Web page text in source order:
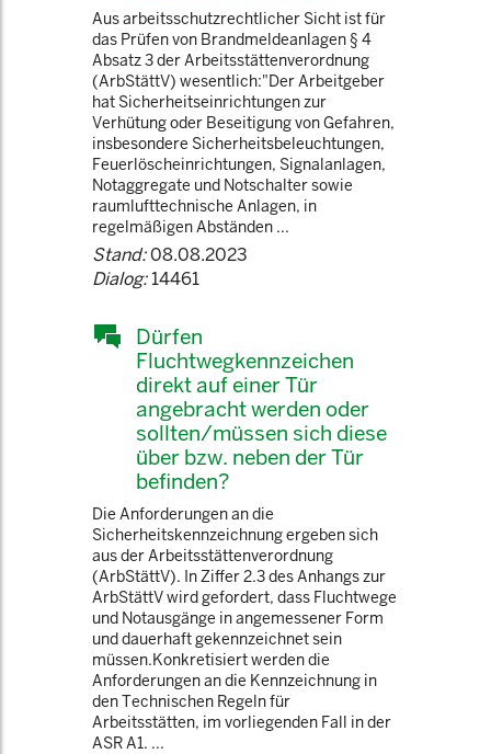
Aus arbeitsschutzrechtlicher Sicht ist für
das Prüfen von Brandmeldeanlagen § 4
Absatz 3 der Arbeitsstättenverordnung
(ArbStättV) wesentlich:"Der Arbeitgeber
hat Sicherheitseinrichtungen zur
Verhütung oder Beseitigung von Gefahren,
insbesondere Sicherheitsbeleuchtungen,
Feuerlöscheinrichtungen, Signalanlagen,
Notaggregate und Notschalter sowie
raumlufttechnische Anlagen, in
regelmäßigen Abständen ...
Stand:08.08.2023
Dialog:14461
Dürfen
Fluchtwegkennzeichen
direkt auf einer Tür
angebracht werden oder
sollten/müssen sich diese
über bzw. neben der Tür
befinden?
Die Anforderungen an die
Sicherheitskennzeichnung ergeben sich
aus der Arbeitsstättenverordnung
(ArbStättV). In Ziffer 2.3 des Anhangs zur
ArbStättV wird gefordert, dass Fluchtwege
und Notausgänge in angemessener Form
und dauerhaft gekennzeichnet sein
müssen.Konkretisiert werden die
Anforderungen an die Kennzeichnung in
den Technischen Regeln für
Arbeitsstätten, im vorliegenden Fall in der
ASR A1. ...